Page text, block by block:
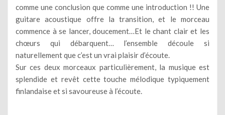
comme une conclusion que comme une introduction !! Une
guitare acoustique offre la transition, et le morceau
commence à se lancer, doucement…Et le chant clair et les
chœurs qui débarquent… l’ensemble découle si
naturellement que c’est un vrai plaisir d’écoute.
Sur ces deux morceaux particulièrement, la musique est
splendide et revêt cette touche mélodique typiquement
finlandaise et si savoureuse à l’écoute.